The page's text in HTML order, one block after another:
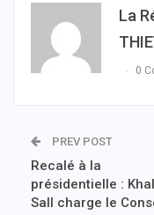
La
0
PREV POST
Recalé à la
présidentielle :
Sall charge le